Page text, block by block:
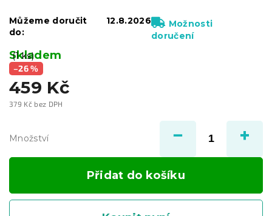
–26 %
459 Kč
379 Kč bez DPH
Skladem
(1 ks)
Můžeme doručit
do:
12.8.2026
Možnosti
doručení
Množství
Přidat do košíku